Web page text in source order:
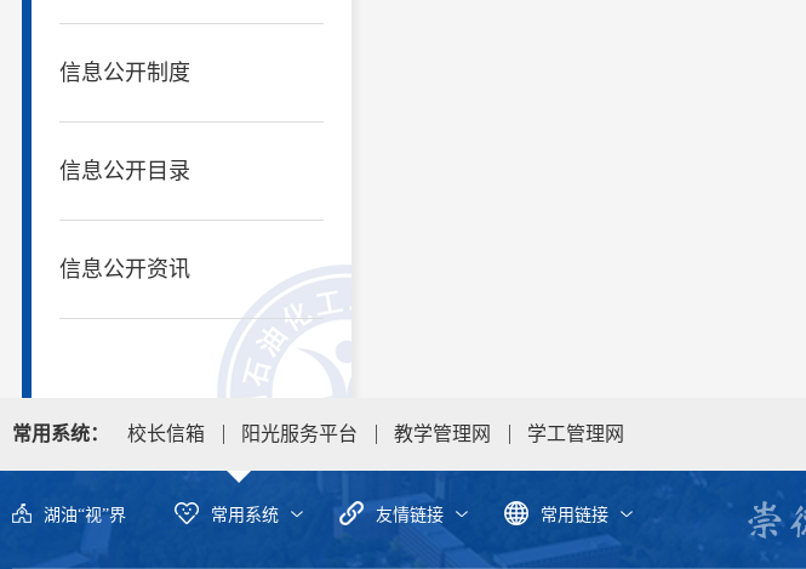
信息公开制度
信息公开目录
信息公开资讯
常用系统： 校长信箱 阳光服务平台 教学管理网 学工管理网
湖油“视”界 常用系统 友情链接 常用链接